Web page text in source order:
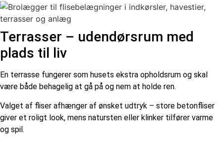
Terrasser – udendørsrum med
plads til liv
En terrasse fungerer som husets ekstra opholdsrum og skal
være både behagelig at gå på og nem at holde ren.
Valget af fliser afhænger af ønsket udtryk – store betonfliser
giver et roligt look, mens natursten eller klinker tilfører varme
og spil.